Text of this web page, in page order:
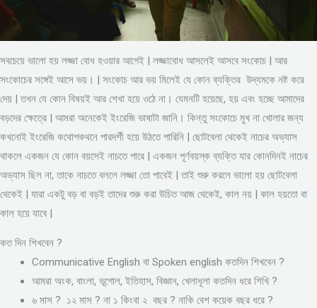
সবচেয়ে ভালো হয় লজ্জা বোধ হওয়ার আগেই | লজ্জাবোধ আসলেই আসবে সংকোচ | আর
সংকোচের সঙ্গেই আসে ভয়। | সংকোচ আর ভয় মিলেই যে কোন ব্যক্তির উদ্যমকে নষ্ট করে
দেয় | তখন যে কোন বিষয়ই আর শেখা হয়ে ওঠে না। যেমনটি হয়েছে, হয় এবং হচ্ছে আমাদের
বড়দের ক্ষেত্রে | আমরা অনেকেই ইংরেজি ভাষাটা জানি। কিন্তু সংকোচে মুখ না খোলার জন্য
কখনোই ইংরেজি কথোপকথনে পারদর্শী হয়ে উঠতে পারিনি | ছোটবেলা থেকেই নাচের অভ্যাস
থাকলে একজন যে কোন বয়সেই নাচতে পারে | একজন পূর্ণবয়স্ক ব্যক্তি যার কোনদিনই নাচের
অভ্যাস ছিল না, তাকে নাচতে বললে লজ্জা তো পাবেই | তাই শুরু করলে ভালো হয় ছোটবেলা
থেকেই | যারা একটু বড় বা বড়ই তাদের শুরু করা উচিত আজ থেকেই, কাল নয় | কাল হয়তো বা
কাল হয়ে যাবে |
কত দিন শিখবেন ?
Communicative English বা Spoken english কতদিন শিখবেন ?
আমরা অংক, বাংলা, ভূগোল, ইতিহাস, বিজ্ঞান, খেলাধূলা কতদিন ধরে শিখি ?
৬ মাস ? ১২ মাস ? না ১ কিংবা ২ বছর ? নাকি বেশ কয়েক বছর ধরে ?